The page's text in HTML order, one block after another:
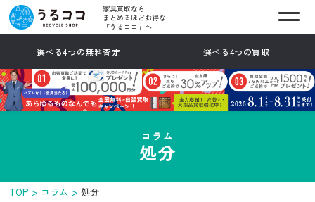
家具買取なら
まとめるほどお得な
「うるココ」へ
選べる4つの無料査定 選べる4つの買取
処分
コラム
TOP コラム 処分